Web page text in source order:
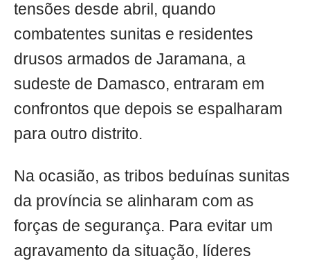
tensões desde abril, quando
combatentes sunitas e residentes
drusos armados de Jaramana, a
sudeste de Damasco, entraram em
confrontos que depois se espalharam
para outro distrito.
Na ocasião, as tribos beduínas sunitas
da província se alinharam com as
forças de segurança. Para evitar um
agravamento da situação, líderes